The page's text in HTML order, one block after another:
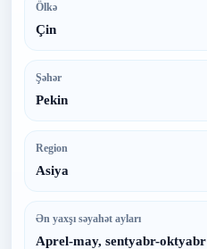
Ölkə
Çin
Şəhər
Pekin
Region
Asiya
Ən yaxşı səyahət ayları
Aprel-may, sentyabr-oktyabr